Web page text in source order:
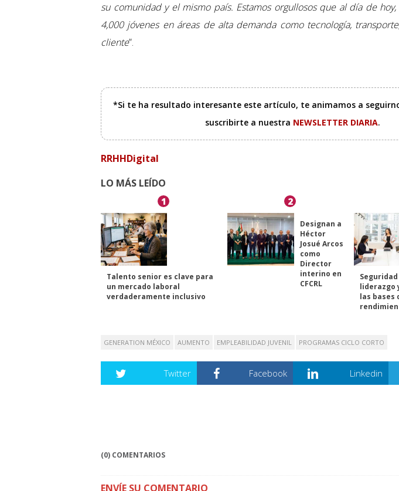
su comunidad y el mismo país. Estamos orgullosos que al día de
4,000 jóvenes en áreas de alta demanda como tecnología,
cliente”.
*Si te ha resultado interesante este artículo, te animamos a
suscribirte a nuestra NEWSLETTER DIARIA.
RRHHDigital
LO MÁS LEÍDO
1
Talento senior es clave para
un mercado laboral
verdaderamente inclusivo
2
Designan a
Héctor
Josué Arcos
como
Director
interino en
CFCRL
liderazgo
las bases
GENERATION MÉXICO AUMENTO EMPLEABILIDAD JUVENIL PROGRAMAS CICLO CORTO
Twitter Facebook Linkedin
(0) COMENTARIOS
ENVÍE SU COMENTARIO